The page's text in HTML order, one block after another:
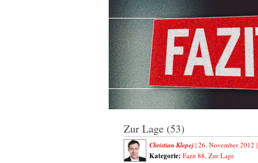
Zur Lage (53)
Christian Klepej | 26. November 2012 |
Kategorie: Fazit 88, Zur Lage